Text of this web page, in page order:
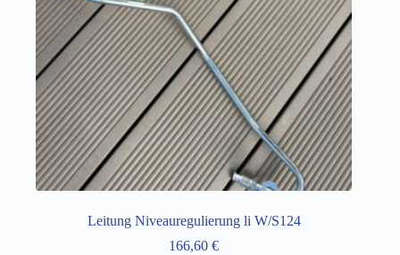
Leitung Niveauregulierung li W/S124
166,60€